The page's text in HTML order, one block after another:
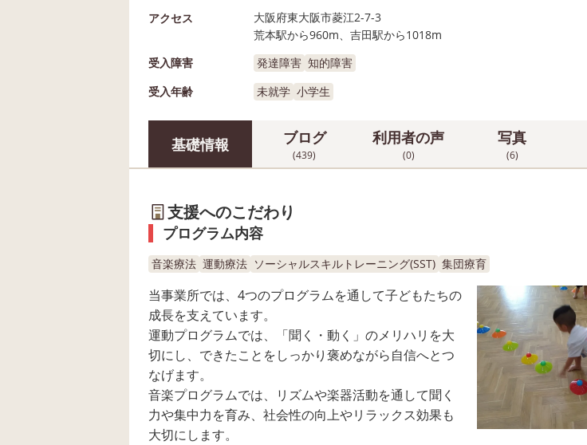
アクセス
大阪府東大阪市菱江2-7-3
荒本駅から960m、吉田駅から1018m
受入障害
発達障害 知的障害
受入年齢
未就学 小学生
基礎情報 ブログ
(439)
利用者の声
(0)
写真
(6)
支援へのこだわり
プログラム内容
音楽療法 運動療法 ソーシャルスキルトレーニング(SST) 集団療育
当事業所では、4つのプログラムを通して子どもたちの
成長を支えています。
運動プログラムでは、「聞く・動く」のメリハリを大
切にし、できたことをしっかり褒めながら自信へとつ
なげます。
音楽プログラムでは、リズムや楽器活動を通して聞く
力や集中力を育み、社会性の向上やリラックス効果も
大切にします。